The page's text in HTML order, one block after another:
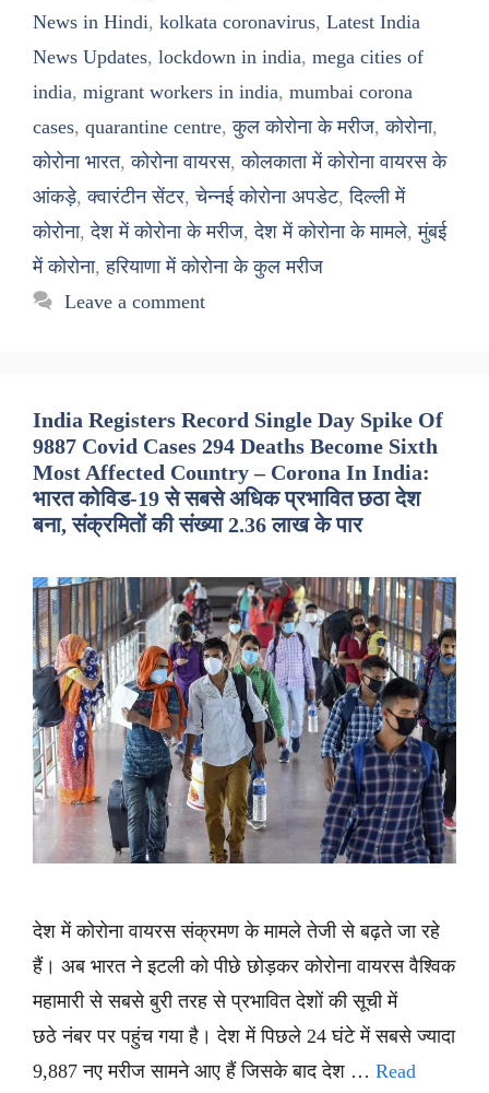
News in Hindi, kolkata coronavirus, Latest India
News Updates, lockdown in india, mega cities of
india, migrant workers in india, mumbai corona
cases, quarantine centre,कुल कोरोना के मरीज,कोरोना,
कोरोना भारत,कोरोना वायरस,कोलकाता में कोरोना वायरस के
आंकड़े,क्वारंटीन सेंटर,चेन्नई कोरोना अपडेट,दिल्ली में
कोरोना,देश में कोरोना के मरीज,देश में कोरोना के मामले,मुंबई
में कोरोना,हरियाणा में कोरोना के कुल मरीज
Leave a comment
India Registers Record Single Day Spike Of
9887 Covid Cases 294 Deaths Become Sixth
Most Affected Country – Corona In India:
भारत कोविड-19 से सबसे अधिक प्रभावित छठा देश
बना, संक्रमितों की संख्या 2.36 लाख के पार
देश में कोरोना वायरस संक्रमण के मामले तेजी से बढ़ते जा रहे
हैं। अब भारत ने इटली को पीछे छोड़कर कोरोना वायरस वैश्विक
महामारी से सबसे बुरी तरह से प्रभावित देशों की सूची में
छठे नंबर पर पहुंच गया है। देश में पिछले 24 घंटे में सबसे ज्यादा
9,887 नए मरीज सामने आए हैं जिसके बाद देश … Read